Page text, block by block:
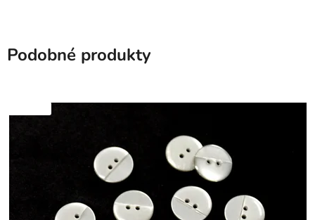
Podobné produkty